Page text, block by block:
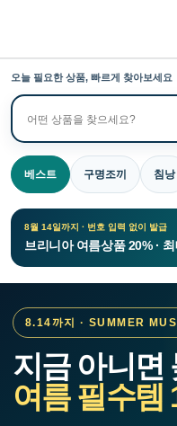
오늘 필요한 상품, 빠르게 찾아보세요
상
품
검
색
베스트 구명조끼 침낭
8월 14일까지 · 번호 입력 없이 발급
브리니아 여름상품 20% ·
8.14까지 · SUMMER
지금 아니면
여름 필수템